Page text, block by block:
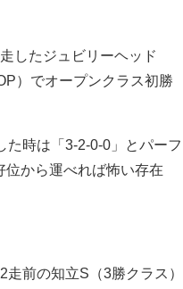
したジュビリーヘッド
）でオープンクラス初勝
時は「3-2-0-0」とパーフ
位から運べれば怖い存在
前の知立S（3勝クラス）